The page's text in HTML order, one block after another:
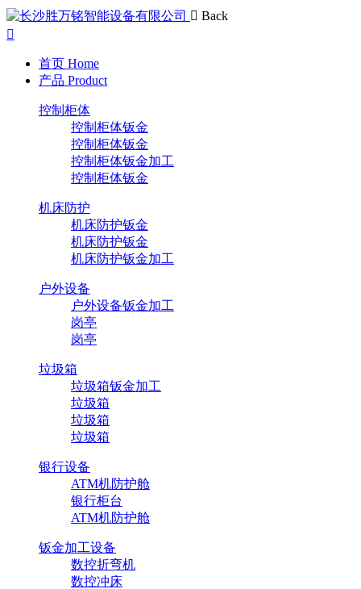
Back
首页 Home
产品 Product
控制柜体
控制柜体钣金
控制柜体钣金
控制柜体钣金加工
控制柜体钣金
机床防护
机床防护钣金
机床防护钣金
机床防护钣金加工
户外设备
户外设备钣金加工
岗亭
岗亭
垃圾箱
垃圾箱钣金加工
垃圾箱
垃圾箱
垃圾箱
银行设备
ATM机防护舱
银行柜台
ATM机防护舱
钣金加工设备
数控折弯机
数控冲床